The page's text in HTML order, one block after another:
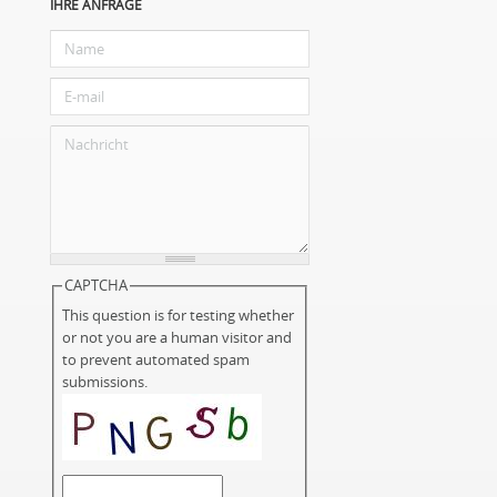
IHRE ANFRAGE
CAPTCHA
This question is for testing whether
or not you are a human visitor and
to prevent automated spam
submissions.